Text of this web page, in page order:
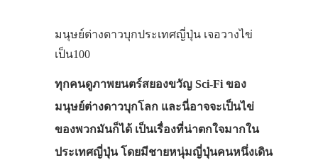
มนุษย์ต่างดาวบุกประเทศญี่ปุ่น เจอวางไข่
เป็น100
ทุกคนดูภาพยนตร์สยองขวัญ Sci-Fi ของ
มนุษย์ต่างดาวบุกโลก และนี่อาจจะเป็นไข่
ของพวกมันก็ได้ เป็นเรื่องที่น่าตกใจมากใน
ประเทศญี่ปุ่น โดยมีชายหนุ่มญี่ปุ่นคนหนึ่งเดิน